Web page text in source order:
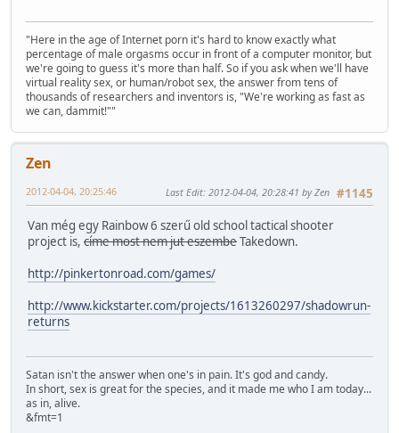
"Here in the age of Internet porn it's hard to know exactly what
percentage of male orgasms occur in front of a computer monitor, but
we're going to guess it's more than half. So if you ask when we'll have
virtual reality sex, or human/robot sex, the answer from tens of
thousands of researchers and inventors is, "We're working as fast as
we can, dammit!""
Zen
#1145
2012-04-04, 20:25:46 Last Edit: 2012-04-04, 20:28:41 by Zen
Van még egy Rainbow 6 szerű old school tactical shooter
project is, címe most nem jut eszembeTakedown.
http://pinkertonroad.com/games/
http://www.kickstarter.com/projects/1613260297/shadowrun-
returns
Satan isn't the answer when one's in pain. It's god and candy.
In short, sex is great for the species, and it made me who I am today...
as in, alive.
&fmt=1